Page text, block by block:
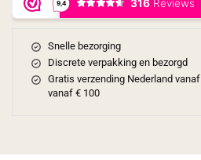
Snelle bezorging
Discrete verpakking en bezorgd
Gratis verzending Nederland
vanaf € 100